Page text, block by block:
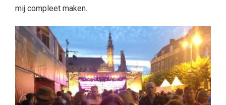
mij compleet maken.